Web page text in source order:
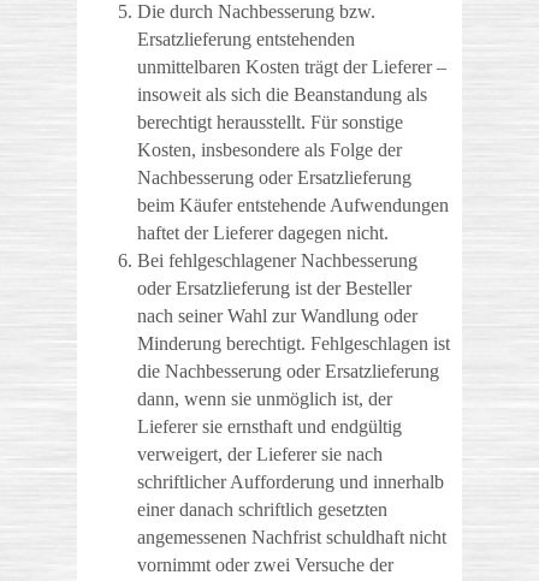
Die durch Nachbesserung bzw.
Ersatzlieferung entstehenden
unmittelbaren Kosten trägt der Lieferer –
insoweit als sich die Beanstandung als
berechtigt herausstellt. Für sonstige
Kosten, insbesondere als Folge der
Nachbesserung oder Ersatzlieferung
beim Käufer entstehende Aufwendungen
haftet der Lieferer dagegen nicht.
Bei fehlgeschlagener Nachbesserung
oder Ersatzlieferung ist der Besteller
nach seiner Wahl zur Wandlung oder
Minderung berechtigt. Fehlgeschlagen ist
die Nachbesserung oder Ersatzlieferung
dann, wenn sie unmöglich ist, der
Lieferer sie ernsthaft und endgültig
verweigert, der Lieferer sie nach
schriftlicher Aufforderung und innerhalb
einer danach schriftlich gesetzten
angemessenen Nachfrist schuldhaft nicht
vornimmt oder zwei Versuche der